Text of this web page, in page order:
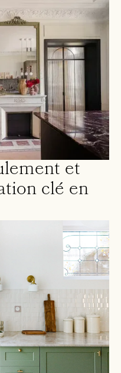
et
clé en